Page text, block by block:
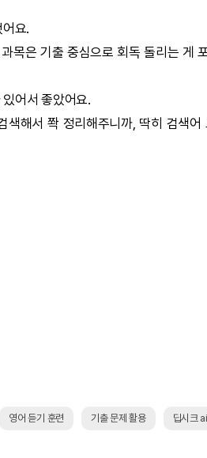
요.
목은 기출 중심으로 회독 돌리는 게
어서 좋았어요.
색해서 쫙 정리해주니까, 딱히 검색어
영어 듣기 훈련 기출 문제 활용 딥시크